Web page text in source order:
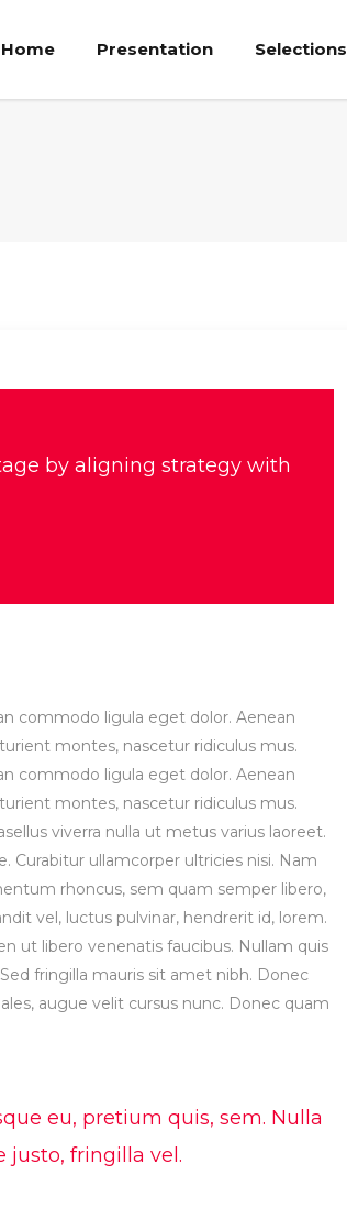
Presentation Selections
by aligning strategy with
commodo ligula eget dolor. Aenean
montes, nascetur ridiculus mus.
commodo ligula eget dolor. Aenean
montes, nascetur ridiculus mus.
viverra nulla ut metus varius laoreet.
Curabitur ullamcorper ultricies nisi. Nam
rhoncus, sem quam semper libero,
vel, luctus pulvinar, hendrerit id, lorem.
ut libero venenatis faucibus. Nullam quis
fringilla mauris sit amet nibh. Donec
augue velit cursus nunc. Donec quam
eu, pretium quis, sem. Nulla
justo, fringilla vel.